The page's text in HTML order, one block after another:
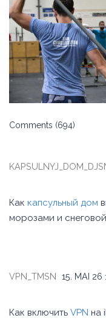
Comments (694)
Как капсульный дом
морозами и
VPN_TMSN 15. MAI 26
Как включить VPN на